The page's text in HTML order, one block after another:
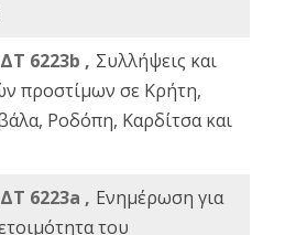
6223b , Συλλήψεις και
προστίμων σε Κρήτη,
Ροδόπη, Καρδίτσα και
6223a , Ενημέρωση για
του